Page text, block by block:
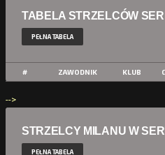
TABELA STRZELCÓW
PEŁNA TABELA
# ZAWODNIK KLUB
-->
STRZELCY MILANU W
PEŁNA TABELA